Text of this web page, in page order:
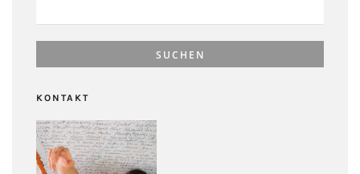
NACH:
KONTAKT